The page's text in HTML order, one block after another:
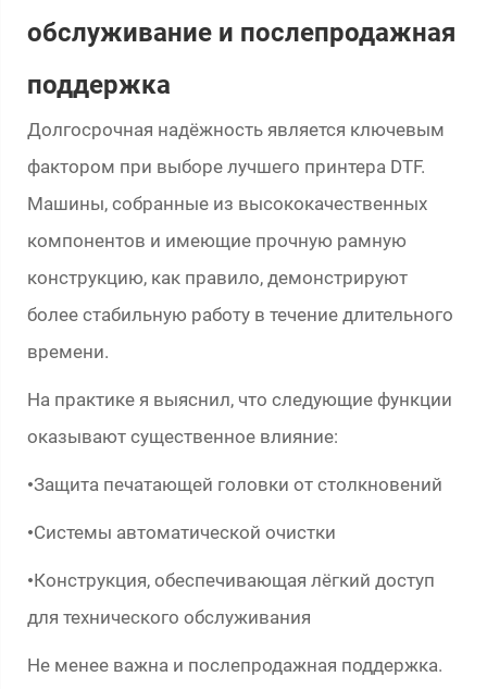
обслуживание и послепродажная
поддержка
Долгосрочная надёжность является ключевым
фактором при выборе лучшего принтера DTF.
Машины, собранные из высококачественных
компонентов и имеющие прочную рамную
конструкцию, как правило, демонстрируют
более стабильную работу в течение длительного
времени.
На практике я выяснил, что следующие функции
оказывают существенное влияние:
•Защита печатающей головки от столкновений
•Системы автоматической очистки
•Конструкция, обеспечивающая лёгкий доступ
для технического обслуживания
Не менее важна и послепродажная поддержка.